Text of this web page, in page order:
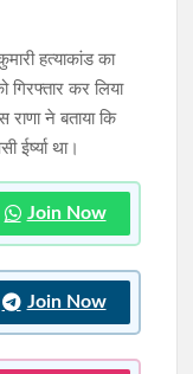
हत्याकांड का
कर लिया
ने बताया कि
ईर्ष्या था।
Join Now
Join Now